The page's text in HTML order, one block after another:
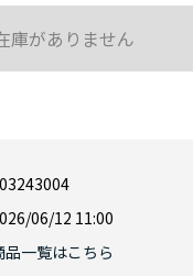
06/12 11:00
品一覧はこちら
庫がありません